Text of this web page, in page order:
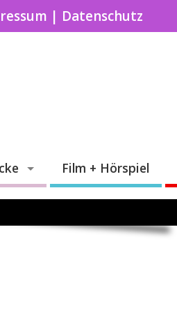
| Datenschutz
Film + Hörspiel